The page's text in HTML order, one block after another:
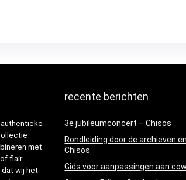
met
flair
wij het
recente berichten
3e jubileumconcert – Chisos
Rondleiding door de archieven
Chisos
Gids voor aanpassingen aan